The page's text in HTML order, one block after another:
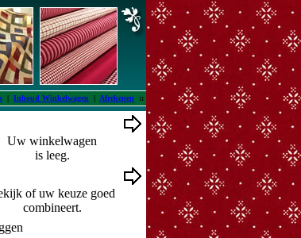
| Inhoud Winkelwagen | Afrekenen ::
Uw winkelwagen
is leeg.
of uw keuze goed
combineert.